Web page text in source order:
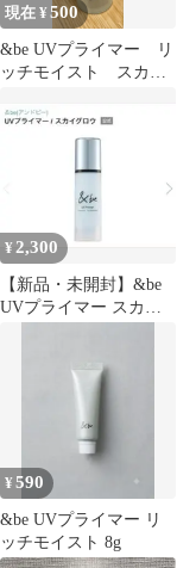
現在 ¥500
&be UVプライマー リ
ッチモイスト スカイ
¥2,300
【新品・未開封】&be
UVプライマー スカイ
¥590
&be UVプライマー リ
ッチモイスト 8g